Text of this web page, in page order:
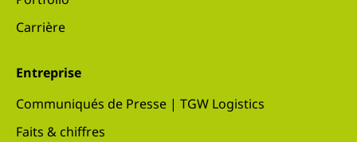
Carrière
Entreprise
Communiqués de Presse | TGW Logistics
Faits & chiffres